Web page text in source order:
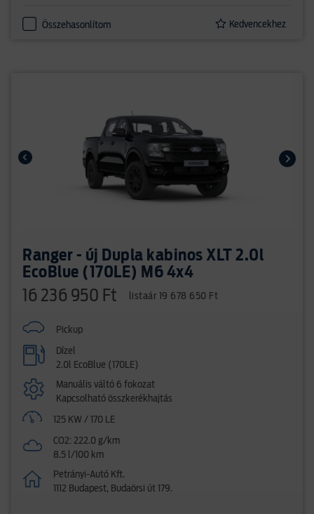
Összehasonlítom Kedvencekhez
Ranger - új Dupla kabinos XLT 2.0l
EcoBlue (170LE) M6 4x4
16 236 950 Ft listaár 19 678 650 Ft
Pickup
Dízel
2.0l EcoBlue (170LE)
Manuális váltó 6 fokozat
Kapcsolható összkerékhajtás
125 KW / 170 LE
CO2: 222.0 g/km
8.5 l/100 km
Petrányi-Autó Kft.
1112 Budapest, Budaörsi út 179.